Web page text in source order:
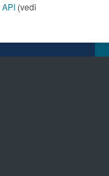
API (vedi